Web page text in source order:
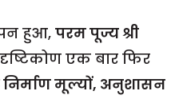
हुआ, परम पूज्य श्री
एक बार फिर
निर्माण मूल्यों, अनुशासन